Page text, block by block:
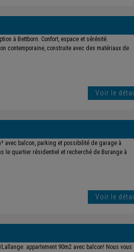
à Bettborn. Confort, espace et sérénité.
contemporaine, construite avec des matériaux de
Voir le détail
avec balcon, parking et possibilité de garage à
le quartier résidentiel et recherché de Burange à
Voir le détail
Lallange: appartement 90m2 avec balcon! Nous vous